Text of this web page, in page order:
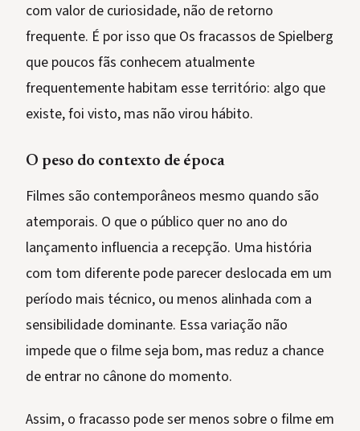
com valor de curiosidade, não de retorno
frequente. É por isso que Os fracassos de Spielberg
que poucos fãs conhecem atualmente
frequentemente habitam esse território: algo que
existe, foi visto, mas não virou hábito.
O peso do contexto de época
Filmes são contemporâneos mesmo quando são
atemporais. O que o público quer no ano do
lançamento influencia a recepção. Uma história
com tom diferente pode parecer deslocada em um
período mais técnico, ou menos alinhada com a
sensibilidade dominante. Essa variação não
impede que o filme seja bom, mas reduz a chance
de entrar no cânone do momento.
Assim, o fracasso pode ser menos sobre o filme em